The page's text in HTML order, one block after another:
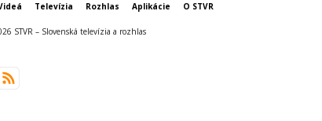
Televízia Rozhlas Aplikácie O STVR
STVR – Slovenská televízia a rozhlas